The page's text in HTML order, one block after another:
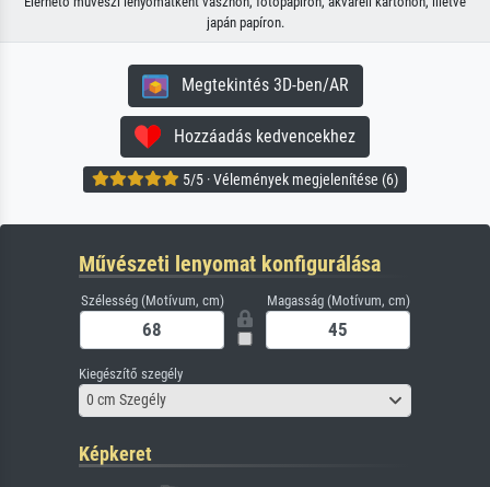
japán papíron.
Megtekintés 3D-ben/AR
Hozzáadás kedvencekhez
5/5 · Vélemények megjelenítése (6)
Művészeti lenyomat konfigurálása
Szélesség (Motívum, cm) Magasság (Motívum, cm)
Kiegészítő szegély
0 cm Szegély
Képkeret